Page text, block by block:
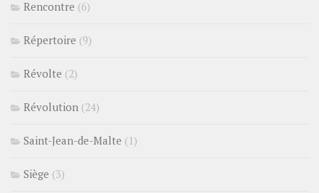
Rencontre (6)
Répertoire (9)
Révolte (2)
Révolution (24)
Saint-Jean-de-Malte (1)
Siège (3)